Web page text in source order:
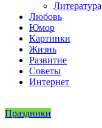
Литература
Любовь
Юмор
Картинки
Жизнь
Развитие
Советы
Интернет
Праздники